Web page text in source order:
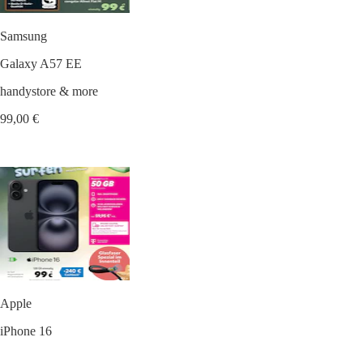
Samsung
Galaxy A57 EE
handystore & more
99,00 €
Apple
iPhone 16